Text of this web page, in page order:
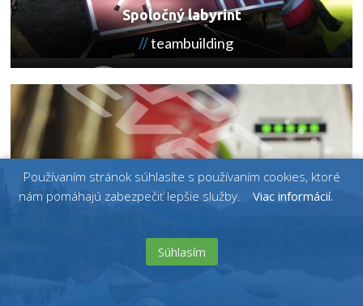
Spoločný labyrint
teambuilding
Používaním stránok súhlasíte s používaním cookies, ktoré
nám pomáhajú zabezpečiť lepšie služby.
Viac informácií.
Súhlasím